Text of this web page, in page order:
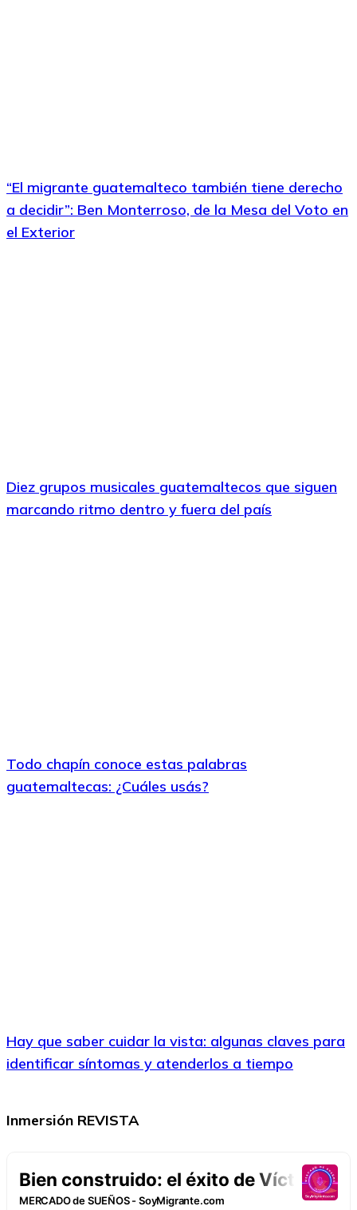
“El migrante guatemalteco también tiene derecho
a decidir”: Ben Monterroso, de la Mesa del Voto en
el Exterior
Diez grupos musicales guatemaltecos que siguen
marcando ritmo dentro y fuera del país
Todo chapín conoce estas palabras
guatemaltecas: ¿Cuáles usás?
Hay que saber cuidar la vista: algunas claves para
identificar síntomas y atenderlos a tiempo
Inmersión REVISTA